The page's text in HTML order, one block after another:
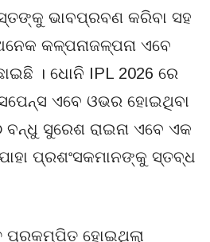
ଭାବପ୍ରବଣ କରିବା ସହ
କଳ୍ପନାଜଳ୍ପନା ଏବେ
। ଧୋନି IPL 2026 ରେ
ଏବେ ଓଭର ହୋଇଥିବା
ସୁରେଶ ରାଇନା ଏବେ ଏକ
ପ୍ରଶଂସକମାନଙ୍କୁ ସ୍ତବ୍ଧ
ହୋଇଥିଲା